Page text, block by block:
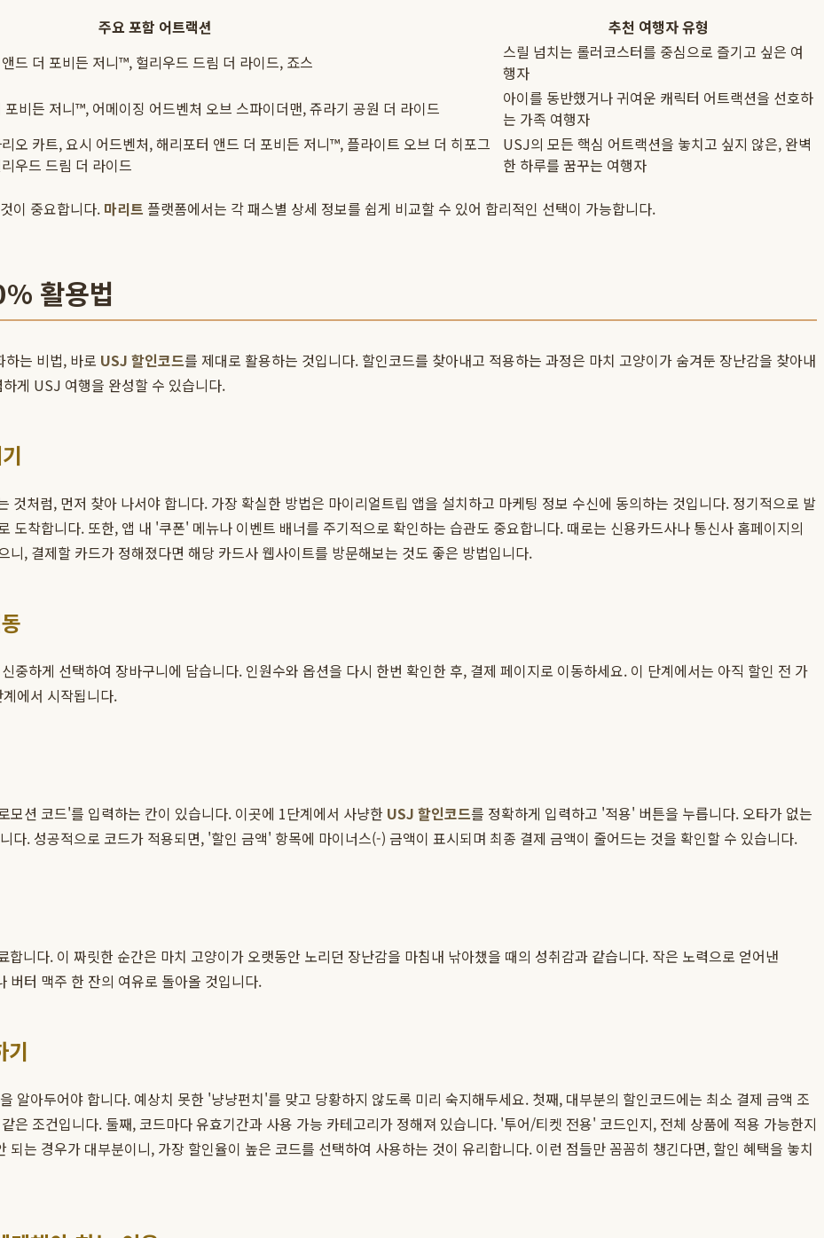
주요 포함 어트랙션
추천 여행자 유형
드 더 포비든 저니™, 헐리우드 드림 더 라이드, 죠스
스릴 넘치는 롤러코스터를 중심으로 즐기고 싶은 여
행자
비든 저니™, 어메이징 어드벤처 오브 스파이더맨, 쥬라기 공원 더 라이드
아이를 동반했거나 귀여운 캐릭터 어트랙션을 선호하
는 가족 여행자
오 카트, 요시 어드벤처, 해리포터 앤드 더 포비든 저니™, 플라이트 오브 더 히포그
우드 드림 더 라이드
USJ의 모든 핵심 어트랙션을 놓치고 싶지 않은, 완벽
한 하루를 꿈꾸는 여행자
이 중요합니다. 마리트 플랫폼에서는 각 패스별 상세 정보를 쉽게 비교할 수 있어 합리적인 선택이 가능합니다.
활용법
는 비법, 바로 USJ 할인코드를 제대로 활용하는 것입니다. 할인코드를 찾아내고 적용하는 과정은 마치 고양이가 숨겨둔 장난감을 찾아내
게 USJ 여행을 완성할 수 있습니다.
것처럼, 먼저 찾아 나서야 합니다. 가장 확실한 방법은 마이리얼트립 앱을 설치하고 마케팅 정보 수신에 동의하는 것입니다. 정기적으로 발
도착합니다. 또한, 앱 내 '쿠폰' 메뉴나 이벤트 배너를 주기적으로 확인하는 습관도 중요합니다. 때로는 신용카드사나 통신사 홈페이지의
, 결제할 카드가 정해졌다면 해당 카드사 웹사이트를 방문해보는 것도 좋은 방법입니다.
중하게 선택하여 장바구니에 담습니다. 인원수와 옵션을 다시 한번 확인한 후, 결제 페이지로 이동하세요. 이 단계에서는 아직 할인 전 가
에서 시작됩니다.
션 코드'를 입력하는 칸이 있습니다. 이곳에 1단계에서 사냥한 USJ 할인코드를 정확하게 입력하고 '적용' 버튼을 누릅니다. 오타가 없는
다. 성공적으로 코드가 적용되면, '할인 금액' 항목에 마이너스(-) 금액이 표시되며 최종 결제 금액이 줄어드는 것을 확인할 수 있습니다.
니다. 이 짜릿한 순간은 마치 고양이가 오랫동안 노리던 장난감을 마침내 낚아챘을 때의 성취감과 같습니다. 작은 노력으로 얻어낸
버터 맥주 한 잔의 여유로 돌아올 것입니다.
기
알아두어야 합니다. 예상치 못한 '냥냥펀치'를 맞고 당황하지 않도록 미리 숙지해두세요. 첫째, 대부분의 할인코드에는 최소 결제 금액 조
은 조건입니다. 둘째, 코드마다 유효기간과 사용 가능 카테고리가 정해져 있습니다. '투어/티켓 전용' 코드인지, 전체 상품에 적용 가능한지
는 경우가 대부분이니, 가장 할인율이 높은 코드를 선택하여 사용하는 것이 유리합니다. 이런 점들만 꼼꼼히 챙긴다면, 할인 혜택을 놓치